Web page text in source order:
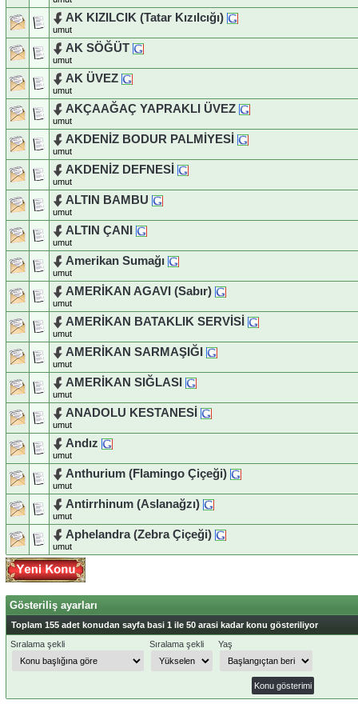
AK KIZILCIK (Tatar Kızılcığı)
umut
AK SÖĞÜT
umut
AK ÜVEZ
umut
AKÇAAĞAÇ YAPRAKLI ÜVEZ
umut
AKDENİZ BODUR PALMİYESİ
umut
AKDENİZ DEFNESİ
umut
ALTIN BAMBU
umut
ALTIN ÇANI
umut
Amerikan Sumağı
umut
AMERİKAN AGAVI (Sabır)
umut
AMERİKAN BATAKLIK SERVİSİ
umut
AMERİKAN SARMAŞIĞI
umut
AMERİKAN SIĞLASI
umut
ANADOLU KESTANESİ
umut
Andız
umut
Anthurium (Flamingo Çiçeği)
umut
Antirrhinum (Aslanağzı)
umut
Aphelandra (Zebra Çiçeği)
umut
Gösteriliş ayarları
Toplam 155 adet konudan sayfa basi 1 ile 50 arasi kadar konu gösteriliyor
Sıralama şekli
Sıralama şekli Yaş